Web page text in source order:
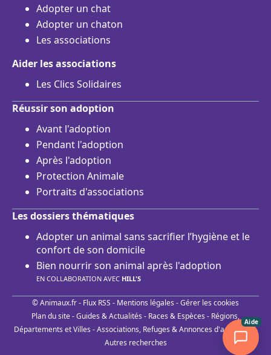
Adopter un chat
Adopter un chaton
Les associations
Aider les associations
Les Clics Solidaires
Réussir son adoption
Avant l'adoption
Pendant l'adoption
Après l'adoption
Protection Animale
Portraits d'associations
Les dossiers thématiques
Adopter un animal sans sacrifier l’hygiène et le
confort de son domicile
Bien nourrir son animal après l'adoption
EN COLLABORATION AVEC HILL'S
© Animaux.fr - Flux RSS - Mentions légales -Gérer les cookies
Plan du site-Guides & Actualités - Races & Espèces - Régions,
Départements et Villes -Associations, Refuges & Annonces d'adoptions-
Autres recherches
Aide